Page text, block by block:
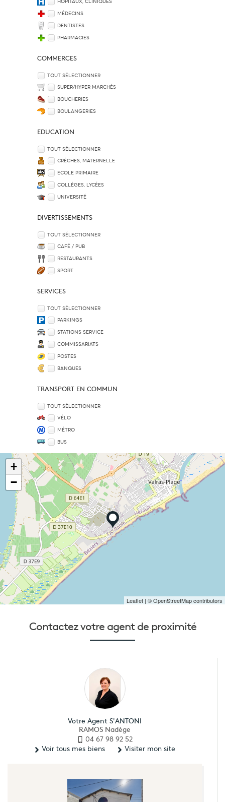
MÉDECINS
DENTISTES
PHARMACIES
COMMERCES
TOUT SÉLECTIONNER
SUPER/HYPER MARCHÉS
BOUCHERIES
BOULANGERIES
EDUCATION
TOUT SÉLECTIONNER
CRÈCHES, MATERNELLE
ECOLE PRIMAIRE
COLLÈGES, LYCÉES
UNIVERSITÉ
DIVERTISSEMENTS
TOUT SÉLECTIONNER
CAFÉ / PUB
RESTAURANTS
SPORT
SERVICES
TOUT SÉLECTIONNER
PARKINGS
STATIONS SERVICE
COMMISSARIATS
POSTES
BANQUES
TRANSPORT EN COMMUN
TOUT SÉLECTIONNER
VÉLO
MÉTRO
BUS
+
−
Leaflet | © OpenStreetMap contributors
Contactez votre agent de proximité
Votre Agent S'ANTONI
RAMOS Nadège
04 67 98 92 52
Voir tous mes biens
Visiter mon site